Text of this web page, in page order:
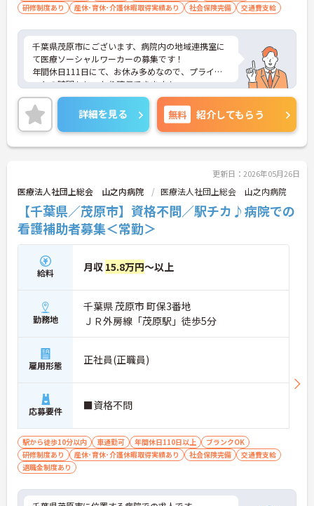
研修制度あり
産休･育休･介護休暇取得実績あり 社会保険完備 交通費支給
千葉県茂原市にございます、病院内の地域連携室に
て医療ソーシャルワーカーの募集です！
年間休日111日にて、お休み多めなので、プライベ
ートの時間もしっかり確保できます！
ご興味のある方は、マイナビ介護職までお問い合わ
せください。詳細を見る 無料 紹介してもらう
更新日：2026年05月26日
医療法人社団上総会 山之内病院 医療法人社団上総会 山之内病院
【千葉県／茂原市】資格不問／駅チカ♪病院での
看護補助者募集＜常勤＞
給料 月収 15.8万円～以上
勤務地
千葉県 茂原市 町保3番地
ＪＲ外房線「茂原駅」徒歩5分
雇用形態 正社員(正職員)
応募要件 ■資格不問
駅から徒歩10分以内 車通勤可 年間休日110日以上
ブランクOK
研修制度あり
産休･育休･介護休暇取得実績あり 社会保険完備
交通費支給
退職金制度あり